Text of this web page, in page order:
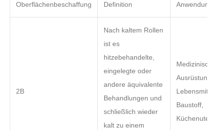
Oberflächenbeschaffung Definition Anwendung
2B
Nach kaltem Rollen
ist es
hitzebehandelte,
eingelegte oder
andere äquivalente
Behandlungen und
schließlich wieder
kalt zu einem
Medizinische
Ausrüstung,
Baustoff,